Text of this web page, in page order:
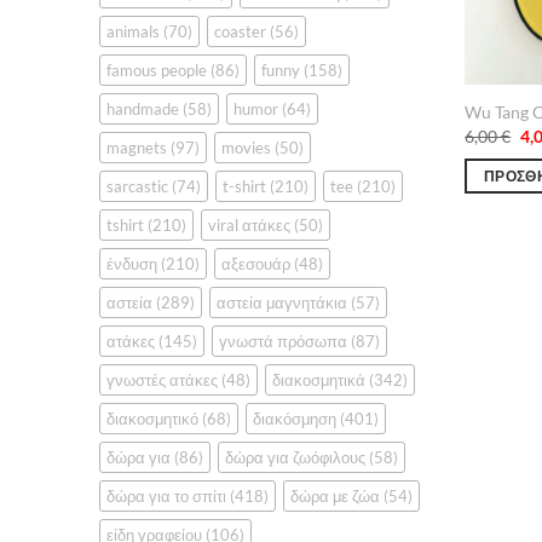
animals (70) coaster (56)
famous people (86) funny (158)
handmade (58) humor (64)
magnets (97) movies (50)
sarcastic (74) t-shirt (210) tee (210)
tshirt (210) viral ατάκες (50)
ένδυση (210) αξεσουάρ (48)
αστεία (289) αστεία μαγνητάκια (57)
ατάκες (145) γνωστά πρόσωπα (87)
γνωστές ατάκες (48) διακοσμητικά (342)
διακοσμητικό (68) διακόσμηση (401)
δώρα για (86) δώρα για ζωόφιλους (58)
δώρα για το σπίτι (418) δώρα με ζώα (54)
είδη γραφείου (106)
Wu Tang
6,00€